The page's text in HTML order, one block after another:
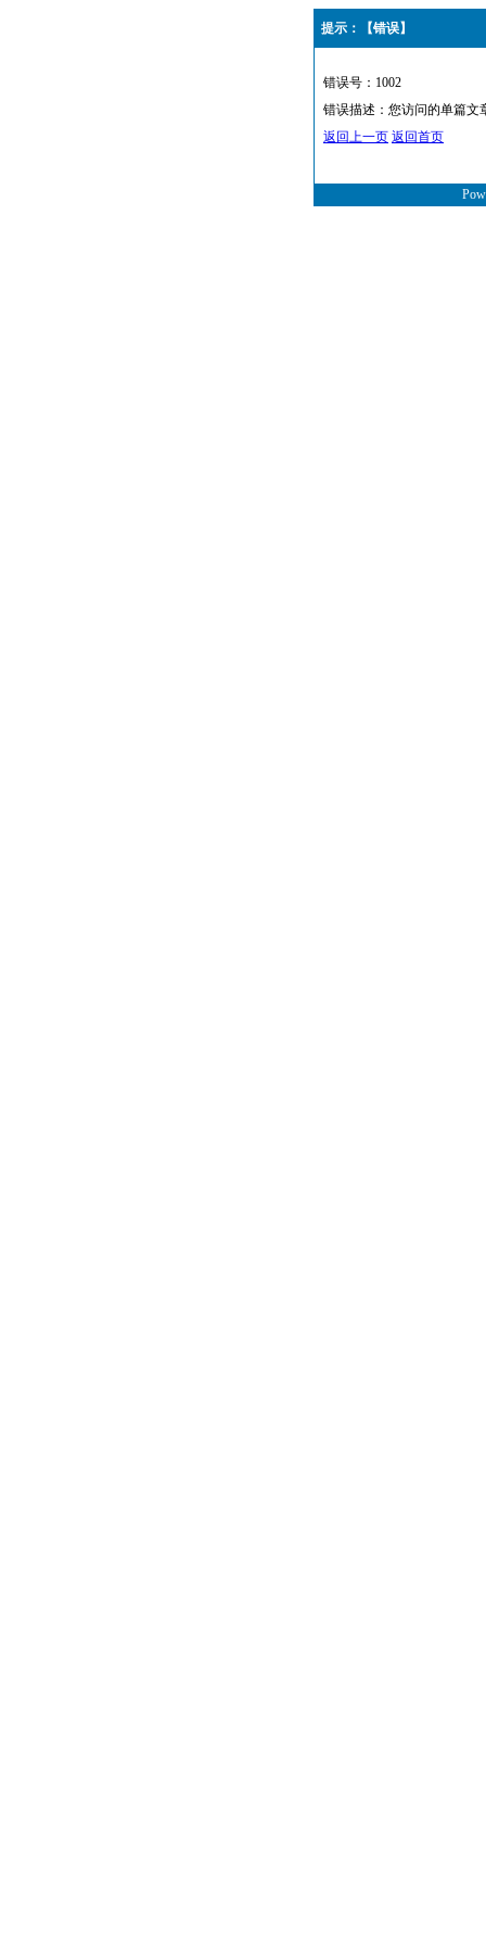
提示：【错误】
错误号：1002
错误描述：您访问的单篇文
返回上一页 返回首页